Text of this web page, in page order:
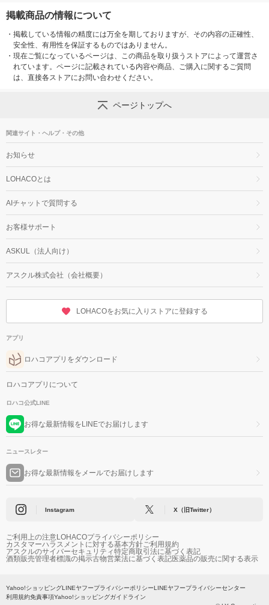
掲載商品の情報について
・ 掲載している情報の精度には万全を期しておりますが、その内容の正確性、
安全性、有用性を保証するものではありません。
・ 現在ご覧になっているページは、この商品を取り扱うストアによって運営さ
れています。ページに記載されている内容や商品、ご購入に関するご質問
は、直接各ストアにお問い合わせください。
ページトップへ
関連サイト・ヘルプ・その他
お知らせ
LOHACOとは
AIチャットで質問する
お客様サポート
ASKUL（法人向け）
アスクル株式会社（会社概要）
LOHACOをお気に入りストアに登録する
アプリ
ロハコアプリをダウンロード
ロハコアプリについて
ロハコ公式LINE
お得な最新情報をLINEでお届けします
ニュースレター
お得な最新情報をメールでお届けします
Instagram X（旧Twitter）
ご利用上の注意LOHACOプライバシーポリシー
カスタマーハラスメントに対する基本方針ご利用規約
アスクルのサイバーセキュリティ特定商取引法に基づく表記
酒類販売管理者標識の掲示古物営業法に基づく表記医薬品の販売に関する表示
Yahoo!ショッピングLINEヤフープライバシーポリシーLINEヤフープライバシーセンター
利用規約免責事項Yahoo!ショッピングガイドライン